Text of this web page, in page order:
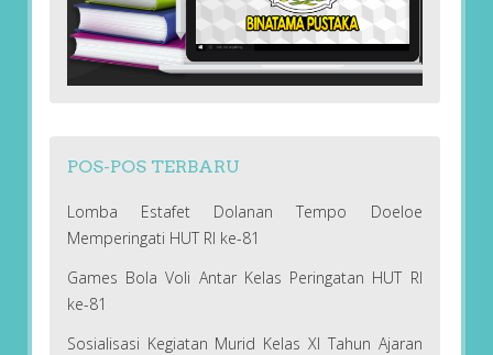
POS-POS TERBARU
Lomba Estafet Dolanan Tempo Doeloe
Memperingati HUT RI ke-81
Games Bola Voli Antar Kelas Peringatan HUT RI
ke-81
Sosialisasi Kegiatan Murid Kelas XI Tahun Ajaran